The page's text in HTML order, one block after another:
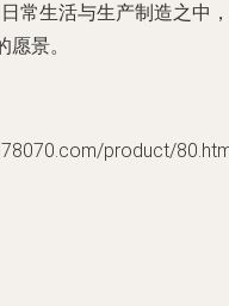
常生活与生产制造之中，
景。
product/